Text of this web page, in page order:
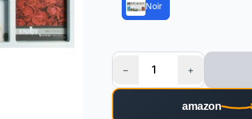
Noir
− +
amazon